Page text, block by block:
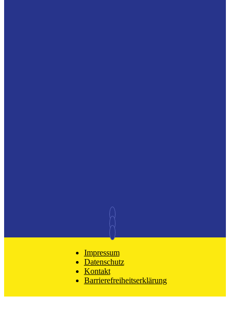
Impressum
Datenschutz
Kontakt
Barrierefreiheitserklärung